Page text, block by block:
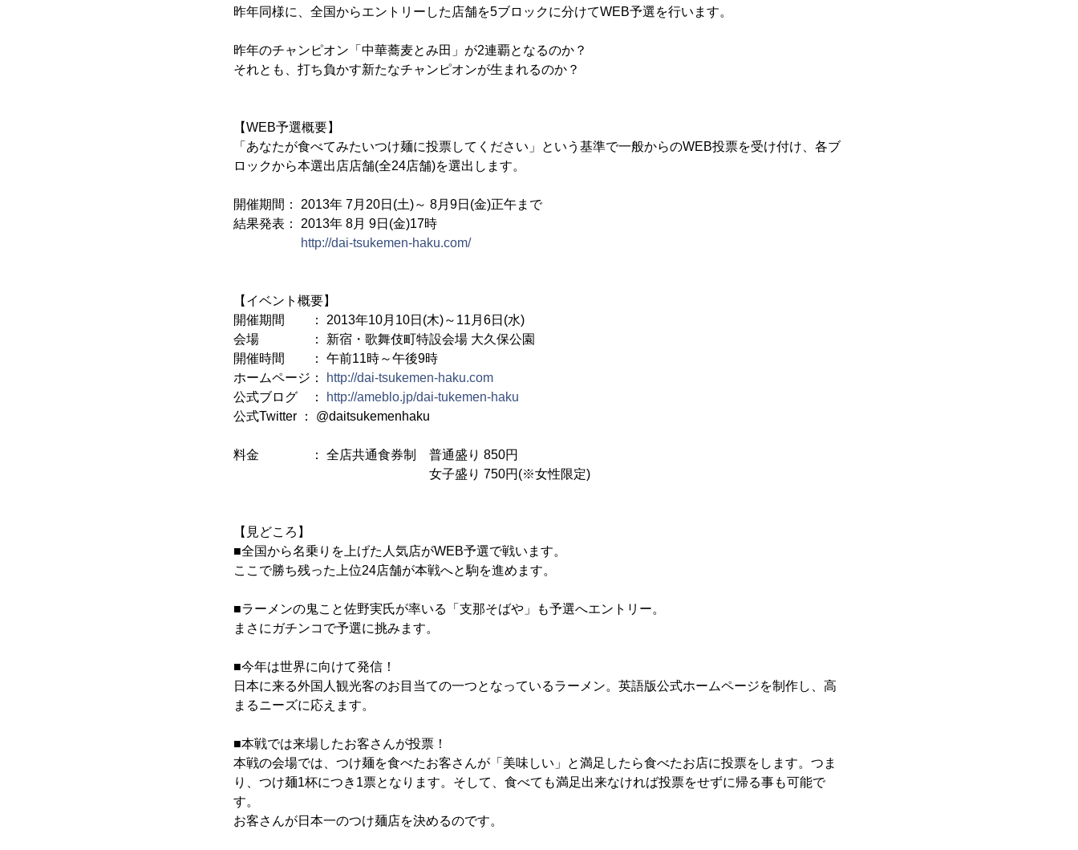
昨年同様に、全国からエントリーした店舗を5ブロックに分けてWEB予選を行います。
昨年のチャンピオン「中華蕎麦とみ田」が2連覇となるのか？
それとも、打ち負かす新たなチャンピオンが生まれるのか？
【WEB予選概要】
「あなたが食べてみたいつけ麺に投票してください」という基準で一般からのWEB投票を受け付け、各ブ
ロックから本選出店店舗(全24店舗)を選出します。
開催期間： 2013年 7月20日(土)～ 8月9日(金)正午まで
結果発表： 2013年 8月 9日(金)17時
http://dai-tsukemen-haku.com/
【イベント概要】
開催期間 ： 2013年10月10日(木)～11月6日(水)
会場 ： 新宿・歌舞伎町特設会場 大久保公園
開催時間 ： 午前11時～午後9時
ホームページ：
http://dai-tsukemen-haku.com
公式ブログ ：
http://ameblo.jp/dai-tukemen-haku
公式Twitter ： @daitsukemenhaku
料金 ： 全店共通食券制 普通盛り 850円
女子盛り 750円(※女性限定)
【見どころ】
■全国から名乗りを上げた人気店がWEB予選で戦います。
ここで勝ち残った上位24店舗が本戦へと駒を進めます。
■ラーメンの鬼こと佐野実氏が率いる「支那そばや」も予選へエントリー。
まさにガチンコで予選に挑みます。
■今年は世界に向けて発信！
日本に来る外国人観光客のお目当ての一つとなっているラーメン。英語版公式ホームページを制作し、高
まるニーズに応えます。
■本戦では来場したお客さんが投票！
本戦の会場では、つけ麺を食べたお客さんが「美味しい」と満足したら食べたお店に投票をします。つま
り、つけ麺1杯につき1票となります。そして、食べても満足出来なければ投票をせずに帰る事も可能で
す。
お客さんが日本一のつけ麺店を決めるのです。